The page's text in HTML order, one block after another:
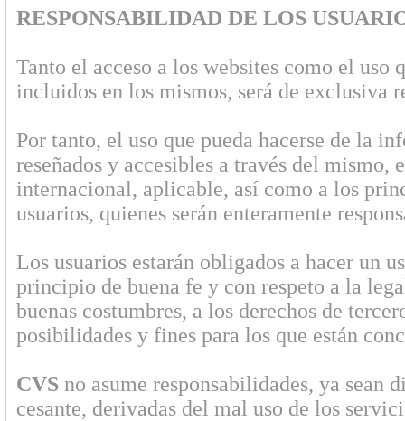
RESPONSABILIDAD DE LOS
Tanto el acceso a los websites como el
incluidos en los mismos, será de exclusiva
Por tanto, el uso que pueda hacerse de la
reseñados y accesibles a través del mismo,
internacional, aplicable, así como a los
usuarios, quienes serán enteramente
Los usuarios estarán obligados a hacer un
principio de buena fe y con respeto a la
buenas costumbres, a los derechos de
posibilidades y fines para los que están
CVSno asume responsabilidades, ya sean
cesante, derivadas del mal uso de los